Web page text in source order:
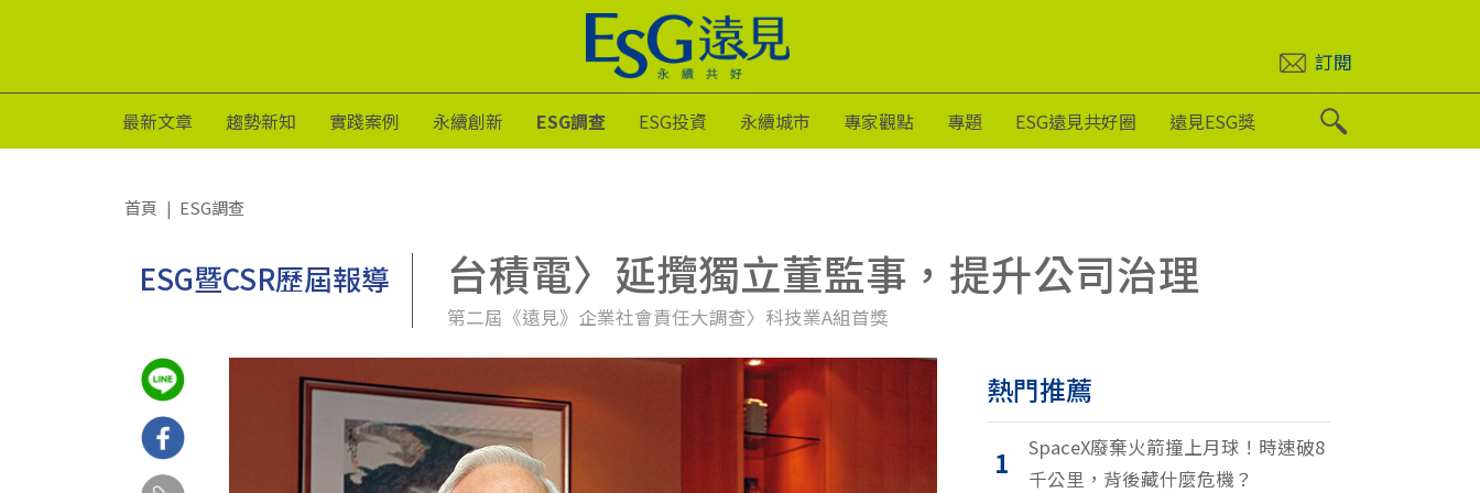
訂閱
最新文章 趨勢新知 實踐案例 永續創新 ESG調查 ESG投資 永續城市 專家觀點 專題 ESG遠見共好圈 遠見ESG獎
首頁 ESG調查
ESG暨CSR歷屆報導 台積電〉延攬獨立董監事，提升公司治理
第二屆《遠見》企業社會責任大調查〉科技業A組首獎
熱門推薦
1
SpaceX廢棄火箭撞上月球！時速破8
千公里，背後藏什麼危機？